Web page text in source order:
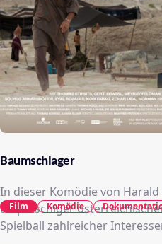
Baumschlager
In dieser Komödie von Harald
tollpatschiger
Spielball zahlreicher
Film Komödie